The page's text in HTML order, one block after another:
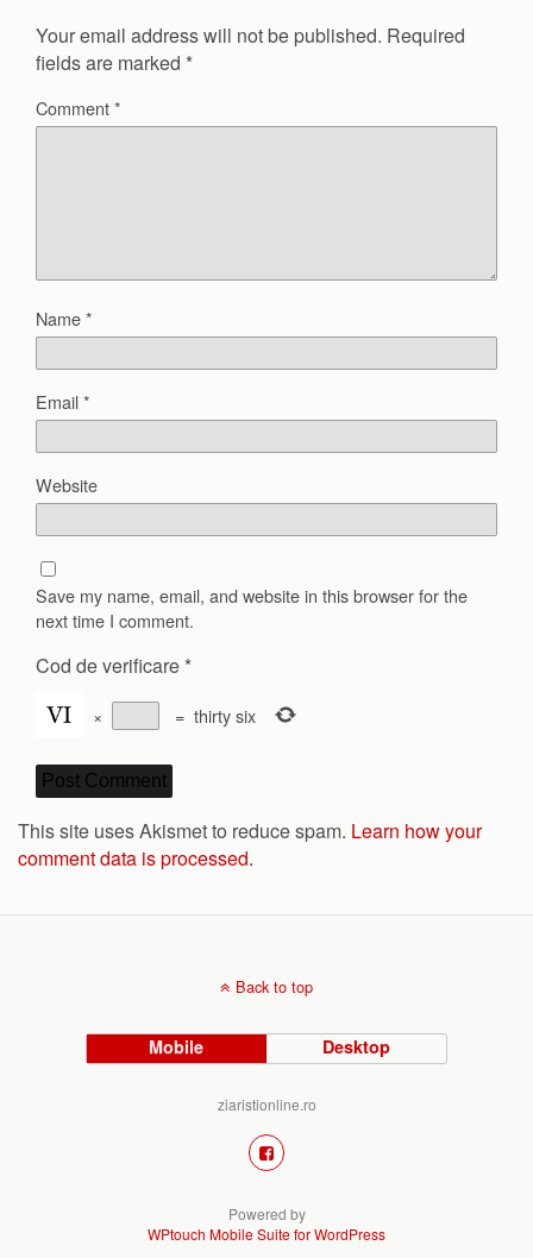
Your email address will not be published. Required
fields are marked *
Comment*
Name*
Email*
Website
Save my name, email, and website in this browser for the
next time I comment.
Cod de verificare *
× = thirty six
This site uses Akismet to reduce spam. Learn how your
comment data is processed.
Back to top
Mobile Desktop
ziaristionline.ro
Powered by
WPtouch Mobile Suite for WordPress